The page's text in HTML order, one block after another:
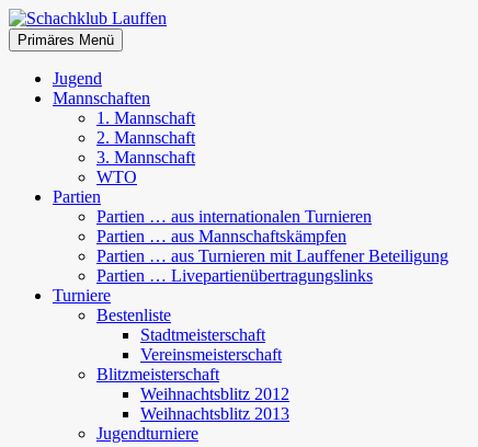
Zum
Inhalt
springen
Schachklub Lauffen
Suchen
Primäres Menü
Jugend
Mannschaften
1. Mannschaft
2. Mannschaft
3. Mannschaft
WTO
Partien
Partien … aus internationalen Turnieren
Partien … aus Mannschaftskämpfen
Partien … aus Turnieren mit Lauffener Beteiligung
Partien … Livepartienübertragungslinks
Turniere
Bestenliste
Stadtmeisterschaft
Vereinsmeisterschaft
Blitzmeisterschaft
Weihnachtsblitz 2012
Weihnachtsblitz 2013
Jugendturniere